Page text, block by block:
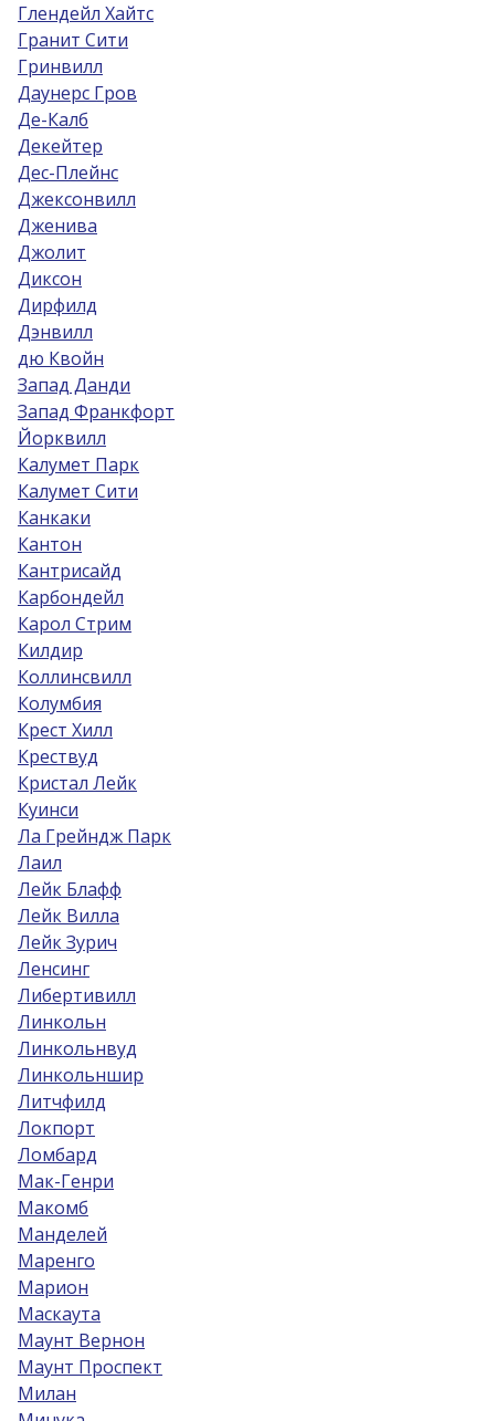
Глендейл Хайтс
Гранит Сити
Гринвилл
Даунерс Гров
Де-Калб
Декейтер
Дес-Плейнс
Джексонвилл
Дженива
Джолит
Диксон
Дирфилд
Дэнвилл
дю Квойн
Запад Данди
Запад Франкфорт
Йорквилл
Калумет Парк
Калумет Сити
Канкаки
Кантон
Кантрисайд
Карбондейл
Карол Стрим
Килдир
Коллинсвилл
Колумбия
Крест Хилл
Крествуд
Кристал Лейк
Куинси
Ла Грейндж Парк
Лаил
Лейк Блафф
Лейк Вилла
Лейк Зурич
Ленсинг
Либертивилл
Линкольн
Линкольнвуд
Линкольншир
Литчфилд
Локпорт
Ломбард
Мак-Генри
Макомб
Манделей
Маренго
Марион
Маскаута
Маунт Вернон
Маунт Проспект
Милан